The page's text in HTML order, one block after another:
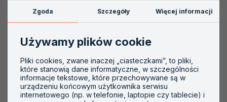
Badania dotyczące inżynierii środowiska (środowiskowe
Badania właściwości fizycznych (N)
pobierania próbek (P)
Obiekty:
Zgoda Szczegóły Więcej informacji
Używamy plików cookie
Pliki cookies, zwane inaczej „ciasteczkami”, to pliki,
które stanowią dane informatyczne, w szczególności
informacje tekstowe, które przechowywane są w
urządzeniu końcowym użytkownika serwisu
internetowego (np. w telefonie, laptopie czy tablecie) i